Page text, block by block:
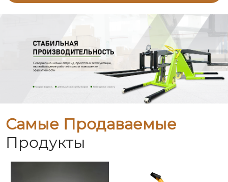
Самые Продаваемые
Продукты